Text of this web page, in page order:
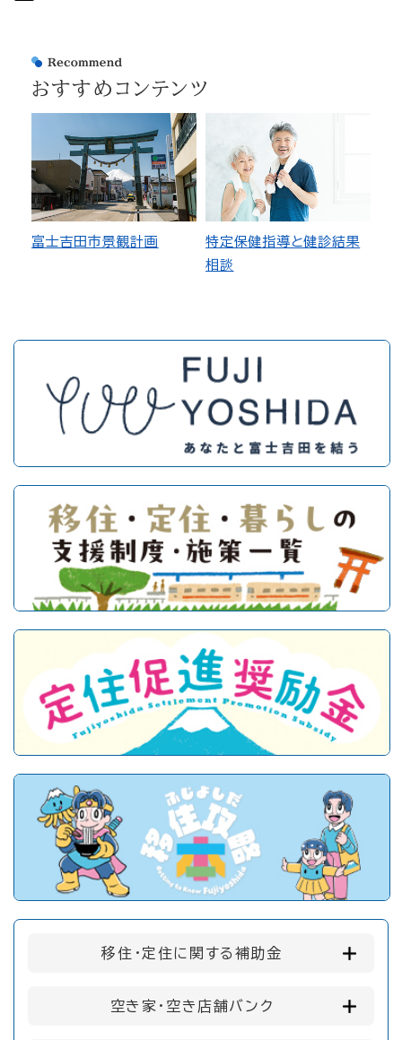
おすすめコンテンツ
富士吉田市景観計画
特定保健指導と健診結果
相談
移住・定住に関する補助金
空き家・空き店舗バンク